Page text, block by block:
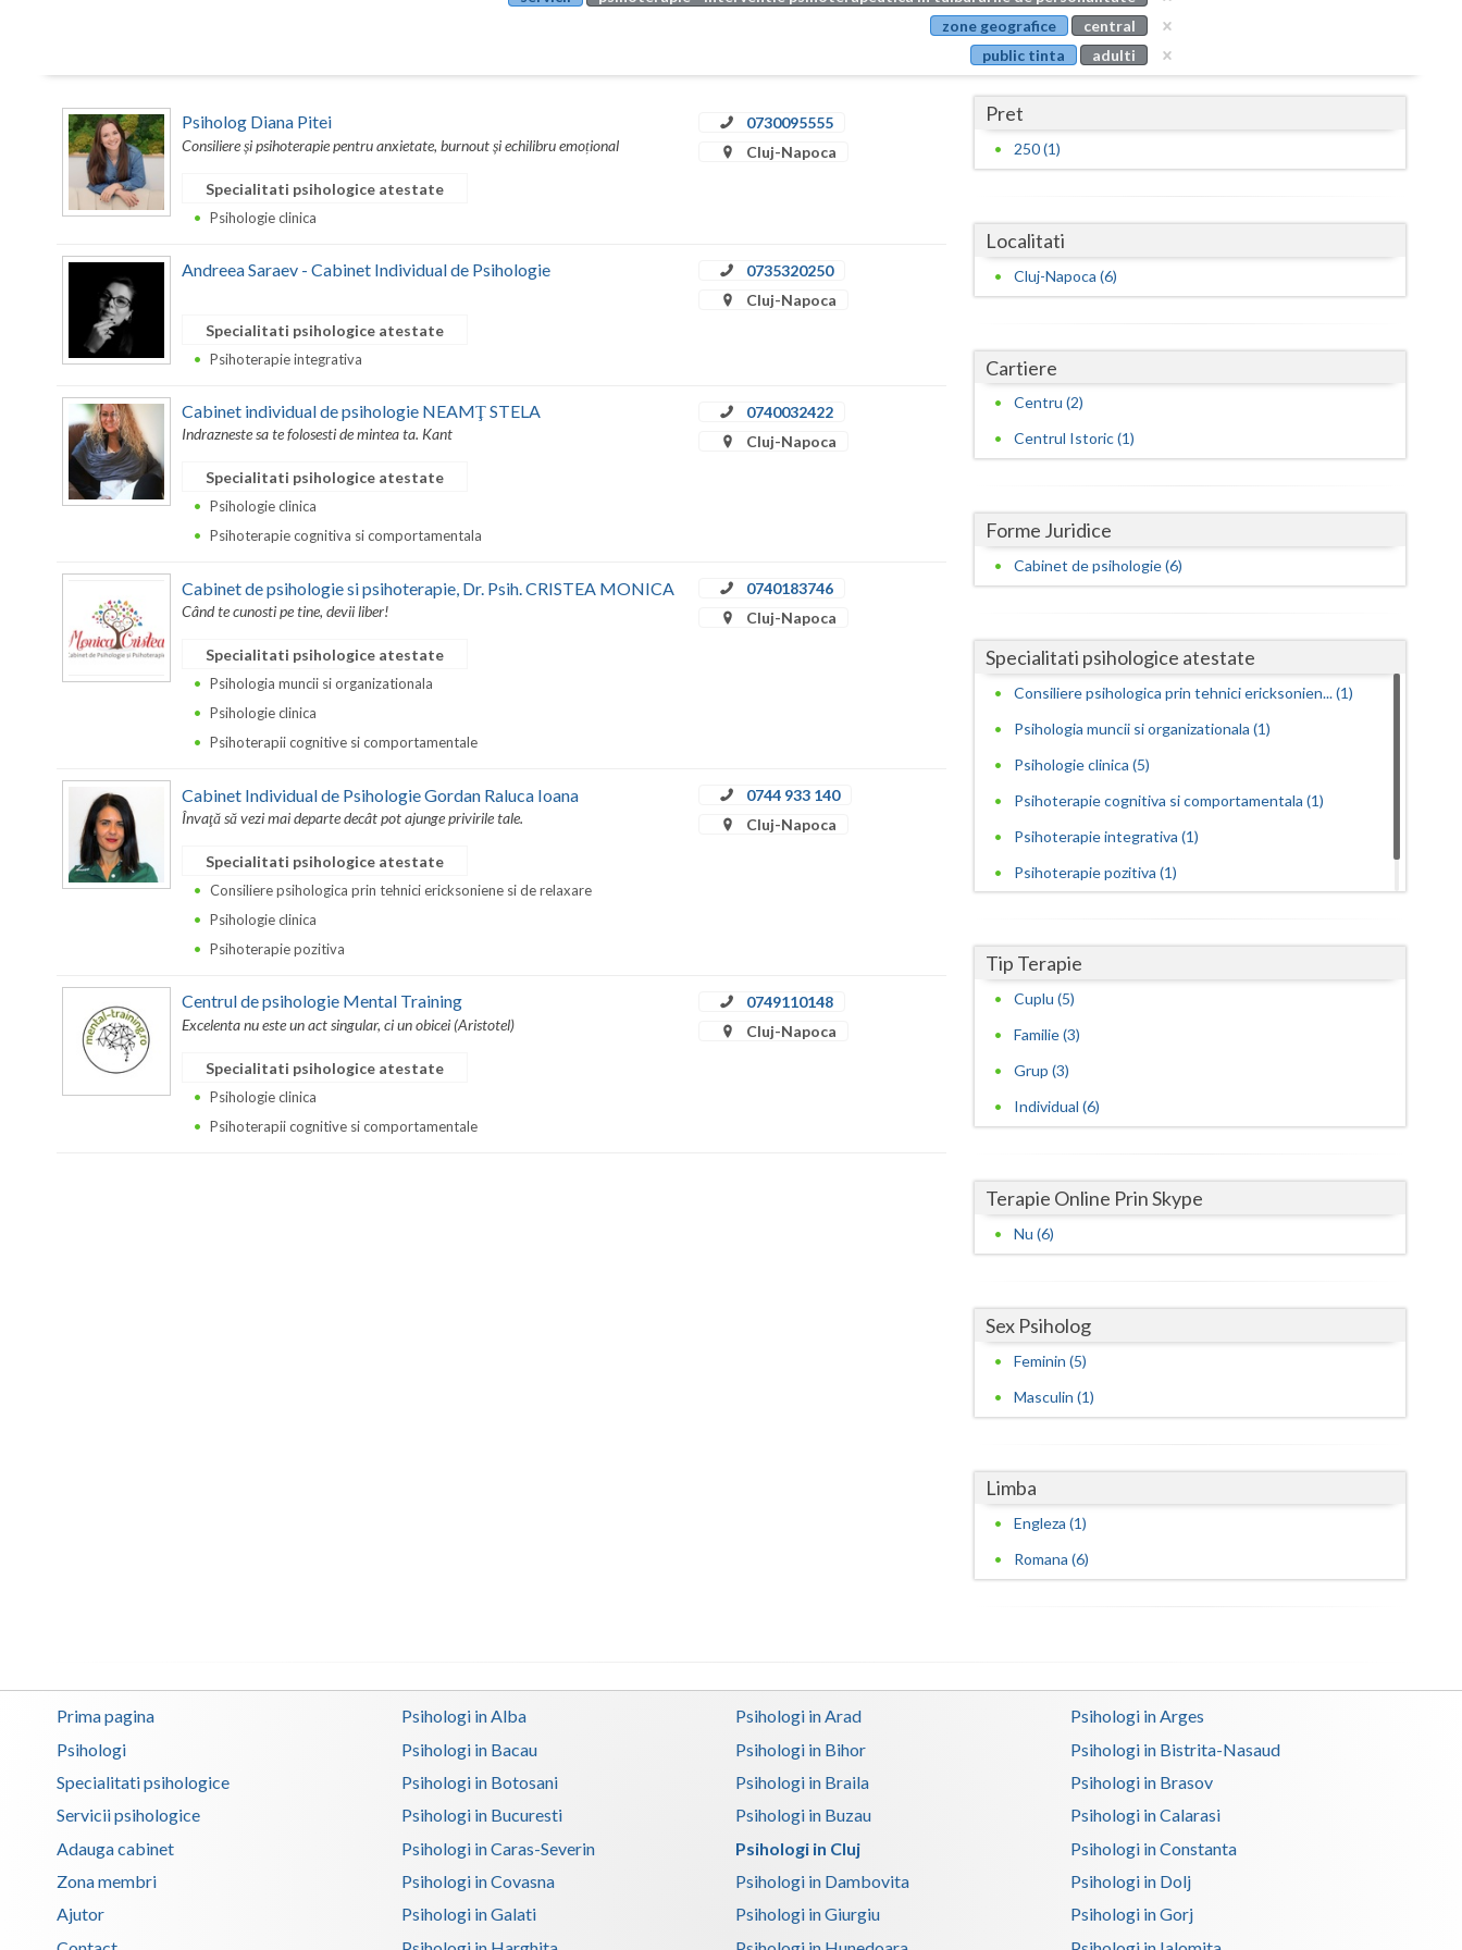
Buzau
Calarasi
Caras-Severin
Gorj
Ialomita
Ilfov
Mures
Neamt
Olt
Timis
zone geografice
central
public tinta
adulti
Psiholog Diana Pitei
Consiliere și psihoterapie pentru anxietate, burnout și echilibru emoțional
0730095555
Cluj-Napoca
Specialitati psihologice atestate
Psihologie clinica
Andreea Saraev - Cabinet Individual de Psihologie
0735320250
Cluj-Napoca
Specialitati psihologice atestate
Psihoterapie integrativa
Cabinet individual de psihologie NEAMŢ STELA
Indrazneste sa te folosesti de mintea ta. Kant
0740032422
Cluj-Napoca
Specialitati psihologice atestate
Psihologie clinica
Psihoterapie cognitiva si comportamentala
Cabinet de psihologie si psihoterapie, Dr. Psih. CRISTEA MONICA
Când te cunosti pe tine, devii liber!
0740183746
Cluj-Napoca
Specialitati psihologice atestate
Psihologia muncii si organizationala
Psihologie clinica
Psihoterapii cognitive si comportamentale
Cabinet Individual de Psihologie Gordan Raluca Ioana
Învaţă să vezi mai departe decât pot ajunge privirile tale.
0744 933 140
Cluj-Napoca
Specialitati psihologice atestate
Consiliere psihologica prin tehnici ericksoniene si de relaxare
Psihologie clinica
Psihoterapie pozitiva
Centrul de psihologie Mental Training
Excelenta nu este un act singular, ci un obicei (Aristotel)
0749110148
Cluj-Napoca
Specialitati psihologice atestate
Psihologie clinica
Psihoterapii cognitive si comportamentale
Pret
250 (1)
Localitati
Cluj-Napoca (6)
Cartiere
Centru (2)
Centrul Istoric (1)
Forme Juridice
Cabinet de psihologie (6)
Specialitati psihologice atestate
Consiliere psihologica prin tehnici ericksonien... (1)
Psihologia muncii si organizationala (1)
Psihologie clinica (5)
Psihoterapie cognitiva si comportamentala (1)
Psihoterapie integrativa (1)
Psihoterapie pozitiva (1)
Tip Terapie
Cuplu (5)
Familie (3)
Grup (3)
Individual (6)
Terapie Online Prin Skype
Nu (6)
Sex Psiholog
Feminin (5)
Masculin (1)
Limba
Engleza (1)
Romana (6)
Prima pagina
Psihologi
Specialitati psihologice
Servicii psihologice
Adauga cabinet
Zona membri
Ajutor
Psihologi in Alba Psihologi in Arad
Psihologi in Arges
Psihologi in Bacau
Psihologi in Bihor
Psihologi in Bistrita-Nasaud
Psihologi in Botosani
Psihologi in Braila
Psihologi in Brasov
Psihologi in Bucuresti
Psihologi in Buzau
Psihologi in Calarasi
Psihologi in Caras-Severin
Psihologi in Cluj
Psihologi in Constanta
Psihologi in Covasna
Psihologi in Dambovita
Psihologi in Dolj
Psihologi in Galati
Psihologi in Giurgiu
Psihologi in Gorj